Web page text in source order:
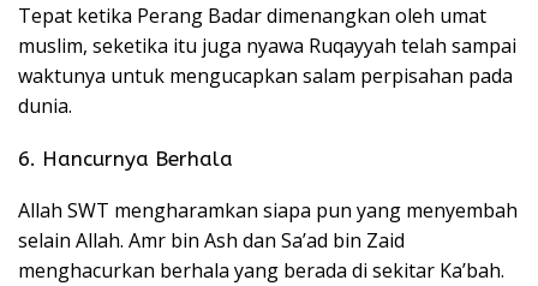
Tepat ketika Perang Badar dimenangkan oleh umat
muslim, seketika itu juga nyawa Ruqayyah telah sampai
waktunya untuk mengucapkan salam perpisahan pada
dunia.
6. Hancurnya Berhala
Allah SWT mengharamkan siapa pun yang menyembah
selain Allah. Amr bin Ash dan Sa’ad bin Zaid
menghacurkan berhala yang berada di sekitar Ka’bah.